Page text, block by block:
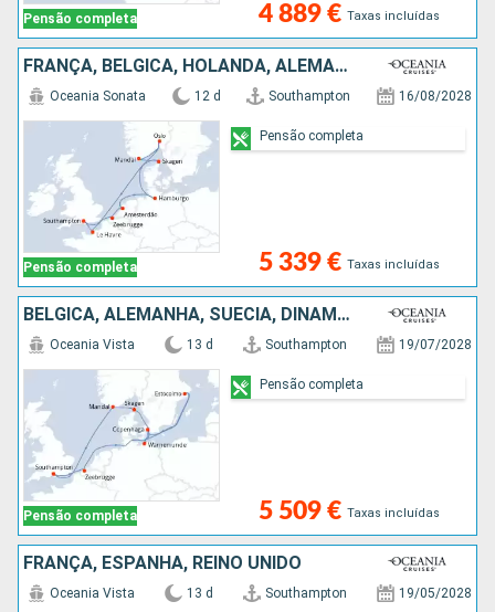
Pensão completa 4 889 € Taxas incluídas
FRANÇA, BÉLGICA, HOLANDA, ALEMANHA, NORUEGA, DINAMARCA, REINO UNIDO
Pensão completa
Oceania Sonata 12 d Southampton 16/08/2028
5 339 € Taxas incluídas
Pensão completa
BÉLGICA, ALEMANHA, SUÉCIA, DINAMARCA, NORUEGA, REINO UNIDO
Pensão completa
Oceania Vista 13 d Southampton 19/07/2028
5 509 € Taxas incluídas
Pensão completa
FRANÇA, ESPANHA, REINO UNIDO
Oceania Vista 13 d Southampton 19/05/2028